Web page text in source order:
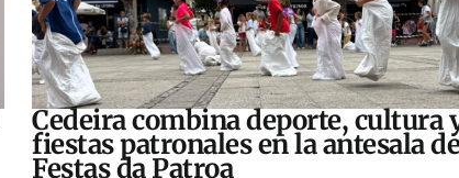
Cedeira combina deporte, cultura
fiestas patronales en la antesala
Festas da Patroa